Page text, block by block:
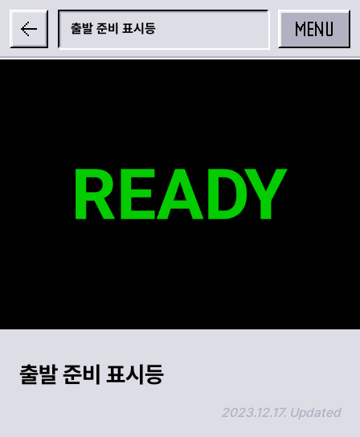
MENU
출발 준비 표시등
출발 준비 표시등
2023.12.17. Updated
링크 복사하기